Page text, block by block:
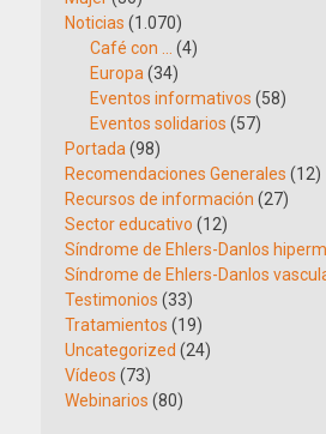
Noticias (1.070)
Café con …
(4)
Europa (34)
Eventos informativos (58)
Eventos solidarios (57)
Portada (98)
Recomendaciones Generales (12)
Recursos de información (27)
Sector educativo (12)
Síndrome de Ehlers-Danlos
Síndrome de Ehlers-Danlos
Testimonios (33)
Tratamientos (19)
Uncategorized (24)
Vídeos (73)
Webinarios (80)